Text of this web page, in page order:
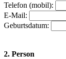
Telefon (mobil):
E-Mail:
Geburtsdatum:
2. Person